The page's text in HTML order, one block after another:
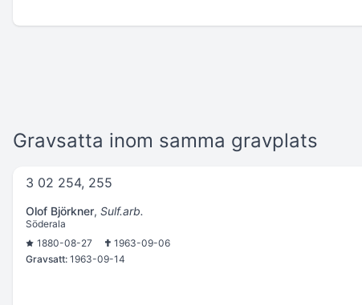
Gravsatta inom samma gravplats
3 02 254, 255
Olof Björkner, Sulf.arb.
Söderala
1880-08-27
1963-09-06
Gravsatt: 1963-09-14